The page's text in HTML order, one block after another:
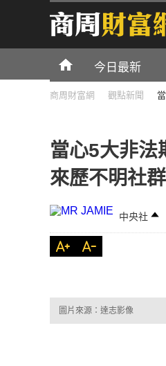
今日最新
商周財富網 觀點新聞
當心5大非法
來歷不明社
中央社
圖片來源：達志影像